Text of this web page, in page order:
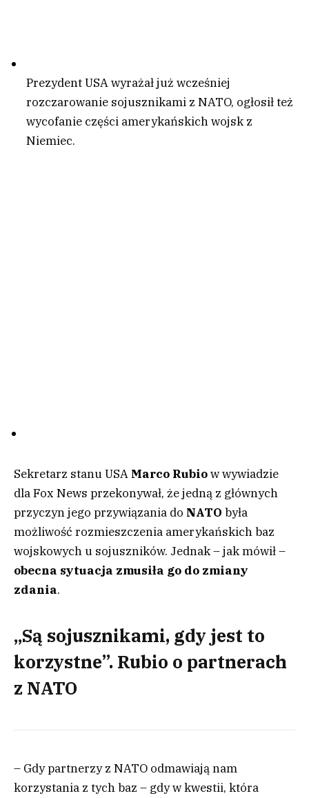
Prezydent USA wyrażał już wcześniej
rozczarowanie sojusznikami z NATO, ogłosił też
wycofanie części amerykańskich wojsk z
Niemiec.
Sekretarz stanu USA Marco Rubiow wywiadzie
dla Fox News przekonywał, że jedną z głównych
przyczyn jego przywiązania do NATO była
możliwość rozmieszczenia amerykańskich baz
wojskowych u sojuszników. Jednak – jak mówił –
obecna sytuacja zmusiła go do zmiany
zdania.
„Są sojusznikami, gdy jest to
korzystne”. Rubio o partnerach
z NATO
– Gdy partnerzy z NATO odmawiają nam
korzystania z tych baz – gdy w kwestii, która